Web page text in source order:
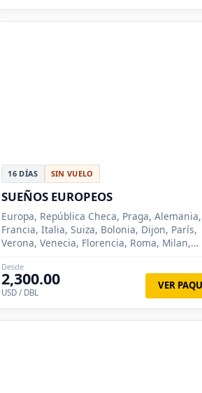
16 DÍAS SIN VUELO
SUEÑOS EUROPEOS
Europa, República Checa, Praga, Alemania,
Francia, Italia, Suiza, Bolonia, Dijon, París,
Verona, Venecia, Florencia, Roma, Milan,
Zurich, Nuremberg, Siena
Desde
2,300.00
USD / DBL
VER